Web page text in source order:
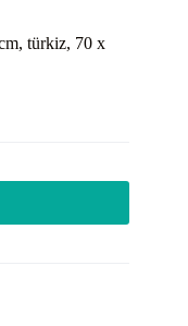
türkiz, 70 x